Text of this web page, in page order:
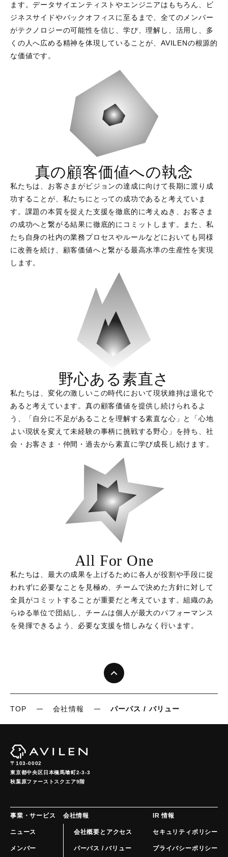
ます。データサイエンティストやエンジニアはもちろん、ビ
ジネスサイドやバックオフィスに至るまで、全てのメンバー
がテクノロジーの可能性を信じ、学び、理解し、活用し、多
くの人へ広める精神を体現していることが、AVILENの根源的
な価値です。
真の顧客価値への執念
私たちは、お客さまがビジョンの達成に向けて長期に渡り成
功することが、私たちにとっての成功であると考えていま
す。課題の本質を捉えた支援を徹底的に考えぬき、お客さま
の成功へと繋がる結果に徹底的にコミットします。また、私
たち自身の社内の業務プロセスやルールなどにおいても同様
に改善を続け、顧客価値へと繋がる最高水準の生産性を実現
します。
野心ある素直さ
私たちは、変化の激しいこの時代において現状維持は退化で
あると考えています。真の顧客価値を提供し続けられるよ
う、「自分に不足があることを理解する素直な心」と「心地
よい現状を変えて未経験の事柄に挑戦する野心」を持ち、社
会・お客さま・仲間・過去から素直に学び成長し続けます。
All For One
私たちは、最大の成果を上げるために各人が役割や手段に捉
われずに必要なことを見極め、チームで決めた方針に対して
全員がコミットすることが重要だと考えています。組織のあ
らゆる単位で団結し、チームは個人が最大のパフォーマンス
を発揮できるよう、必要な支援を惜しみなく行います。
TOP 会社情報 パーパス / バリュー
〒103-0002
東京都中央区日本橋馬喰町2-3-3
秋葉原ファーストスクエア9階
事業・サービス
ニュース
メンバー
会社情報
会社概要とアクセス
パーパス / バリュー
IR 情報
セキュリティポリシー
プライバシーポリシー